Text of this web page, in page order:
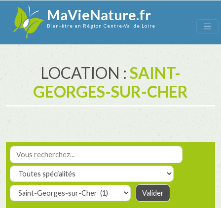
MaVieNature.fr
Bien-être en Région Centre-Val de Loire
LOCATION : SAINT-
GEORGES-SUR-CHER